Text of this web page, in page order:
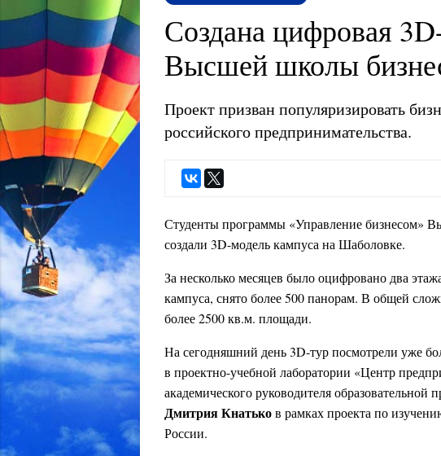
Создана цифровая
Высшей школы
Проект призван популяризировать
российского предпринимательства.
Студенты программы «Управление
создали 3D-модель кампуса на Шаболовке.
За несколько месяцев было оцифровано два
кампуса, снято более 500 панорам. В общей
более 2500 кв.м. площади.
На сегодняшний день 3D-тур посмотрели уже
в проектно-учебной лаборатории «Центр
академического руководителя образовательной
Дмитрия Кнатьков рамках проекта по
России.